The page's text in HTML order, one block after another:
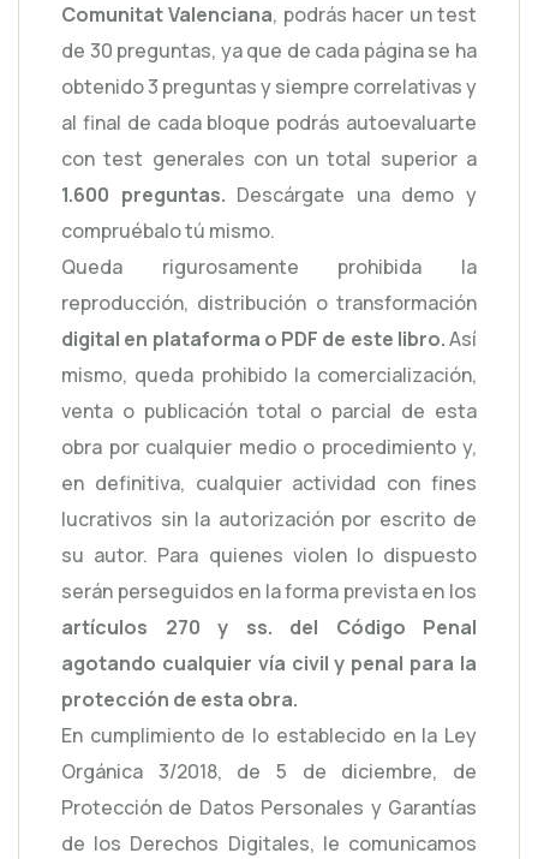
Comunitat Valenciana, podrás hacer un test
de 30 preguntas, ya que de cada página se ha
obtenido 3 preguntas y siempre correlativas y
al final de cada bloque podrás autoevaluarte
con test generales con un total superior a
1.600 preguntas. Descárgate una demo y
compruébalo tú mismo.
Queda rigurosamente prohibida la
reproducción, distribución o transformación
digital en plataforma o PDF de este libro.Así
mismo, queda prohibido la comercialización,
venta o publicación total o parcial de esta
obra por cualquier medio o procedimiento y,
en definitiva, cualquier actividad con fines
lucrativos sin la autorización por escrito de
su autor. Para quienes violen lo dispuesto
serán perseguidos en la forma prevista en los
artículos 270 y ss. del Código Penal
agotando cualquier vía civil y penal para la
protección de esta obra.
En cumplimiento de lo establecido en la Ley
Orgánica 3/2018, de 5 de diciembre, de
Protección de Datos Personales y Garantías
de los Derechos Digitales, le comunicamos